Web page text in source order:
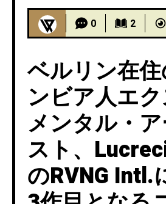
0 2
ベルリン在
ンビア人エ
メンタル・
スト、
のRVNG Intl.